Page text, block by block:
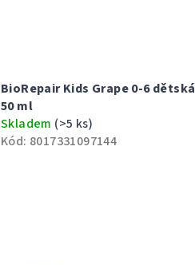
BioRepair Kids Grape 0-6 dětská
50 ml
Skladem (>5 ks)
Kód: 8017331097144